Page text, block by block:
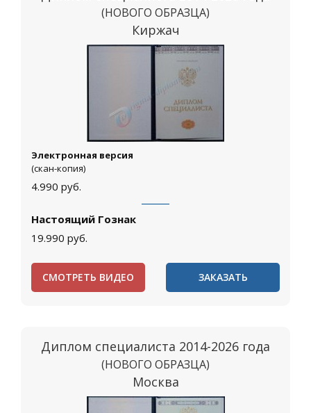
(НОВОГО ОБРАЗЦА)
Киржач
Электронная версия
(скан-копия)
4.990 руб.
Настоящий Гознак
19.990 руб.
СМОТРЕТЬ ВИДЕО ЗАКАЗАТЬ
Диплом специалиста 2014-2026 года
(НОВОГО ОБРАЗЦА)
Москва